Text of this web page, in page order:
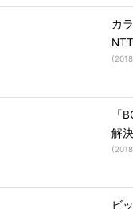
カ
(
「
解
(
ビ